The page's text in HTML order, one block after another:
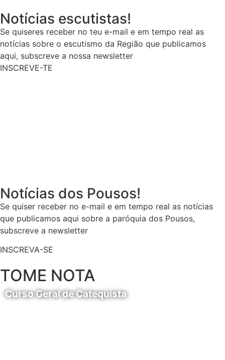
Notícias escutistas!
Se quiseres receber no teu e-mail e em tempo real as
notícias sobre o escutismo da Região que publicamos
aqui, subscreve a nossa newsletter
INSCREVE-TE
Notícias dos Pousos!
Se quiser receber no e-mail e em tempo real as notícias
que publicamos aqui sobre a paróquia dos Pousos,
subscreve a newsletter
INSCREVA-SE
TOME NOTA
Curso Geral de Catequista